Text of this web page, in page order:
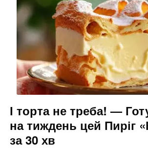
І торта не треба! —
на тиждень цей Пиріг
за 30 хв